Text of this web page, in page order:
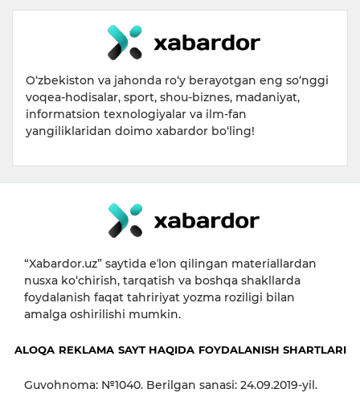
O‘zbekiston va jahonda ro‘y berayotgan eng so‘nggi
voqea-hodisalar, sport, shou-biznes, madaniyat,
informatsion texnologiyalar va ilm-fan
yangiliklaridan doimo xabardor bo‘ling!
“Xabardor.uz” saytida eʼlon qilingan materiallardan
nusxa ko‘chirish, tarqatish va boshqa shakllarda
foydalanish faqat tahririyat yozma roziligi bilan
amalga oshirilishi mumkin.
ALOQA REKLAMA SAYT HAQIDA FOYDALANISH SHARTLARI
Guvohnoma: №1040. Berilgan sanasi: 24.09.2019-yil.